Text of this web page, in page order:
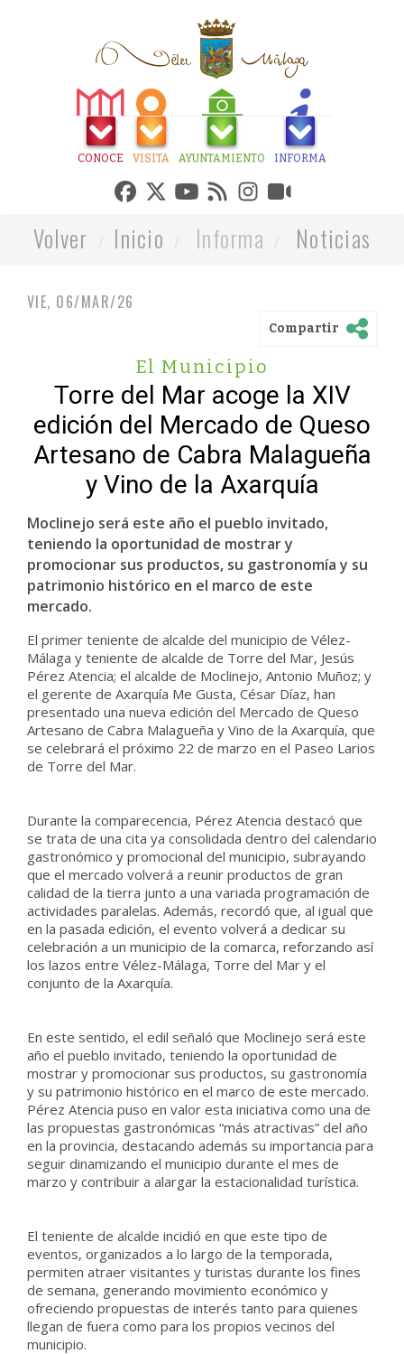
CONOCE VISITA AYUNTAMIENTO INFORMA
Volver Inicio Informa Noticias
VIE, 06/MAR/26
Compartir
El Municipio
Torre del Mar acoge la XIV
edición del Mercado de Queso
Artesano de Cabra Malagueña
y Vino de la Axarquía
Moclinejo será este año el pueblo invitado,
teniendo la oportunidad de mostrar y
promocionar sus productos, su gastronomía y su
patrimonio histórico en el marco de este
mercado.
El primer teniente de alcalde del municipio de Vélez-
Málaga y teniente de alcalde de Torre del Mar, Jesús
Pérez Atencia; el alcalde de Moclinejo, Antonio Muñoz; y
el gerente de Axarquía Me Gusta, César Díaz, han
presentado una nueva edición del Mercado de Queso
Artesano de Cabra Malagueña y Vino de la Axarquía, que
se celebrará el próximo 22 de marzo en el Paseo Larios
de Torre del Mar.
Durante la comparecencia, Pérez Atencia destacó que
se trata de una cita ya consolidada dentro del calendario
gastronómico y promocional del municipio, subrayando
que el mercado volverá a reunir productos de gran
calidad de la tierra junto a una variada programación de
actividades paralelas. Además, recordó que, al igual que
en la pasada edición, el evento volverá a dedicar su
celebración a un municipio de la comarca, reforzando así
los lazos entre Vélez-Málaga, Torre del Mar y el
conjunto de la Axarquía.
En este sentido, el edil señaló que Moclinejo será este
año el pueblo invitado, teniendo la oportunidad de
mostrar y promocionar sus productos, su gastronomía
y su patrimonio histórico en el marco de este mercado.
Pérez Atencia puso en valor esta iniciativa como una de
las propuestas gastronómicas “más atractivas” del año
en la provincia, destacando además su importancia para
seguir dinamizando el municipio durante el mes de
marzo y contribuir a alargar la estacionalidad turística.
El teniente de alcalde incidió en que este tipo de
eventos, organizados a lo largo de la temporada,
permiten atraer visitantes y turistas durante los fines
de semana, generando movimiento económico y
ofreciendo propuestas de interés tanto para quienes
llegan de fuera como para los propios vecinos del
municipio.